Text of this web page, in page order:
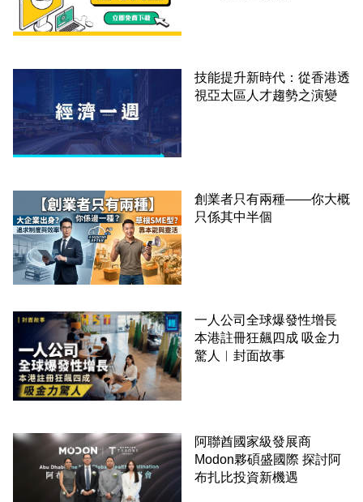
技能提升新時代：從香港透
視亞太區人才趨勢之演變
創業者只有兩種——你大概
只係其中半個
一人公司全球爆發性增長
本港註冊狂飆四成 吸金力
驚人︳封面故事
阿聯酋國家級發展商
Modon夥碩盛國際 探討阿
布扎比投資新機遇